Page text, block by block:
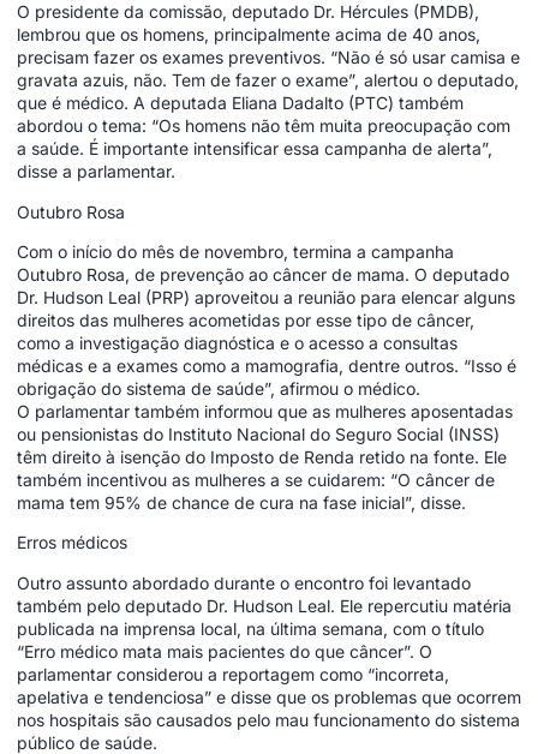
O presidente da comissão, deputado Dr. Hércules (PMDB),
lembrou que os homens, principalmente acima de 40 anos,
precisam fazer os exames preventivos. “Não é só usar camisa e
gravata azuis, não. Tem de fazer o exame”, alertou o deputado,
que é médico. A deputada Eliana Dadalto (PTC) também
abordou o tema: “Os homens não têm muita preocupação com
a saúde. É importante intensificar essa campanha de alerta”,
disse a parlamentar.
Outubro Rosa
Com o início do mês de novembro, termina a campanha
Outubro Rosa, de prevenção ao câncer de mama. O deputado
Dr. Hudson Leal (PRP) aproveitou a reunião para elencar alguns
direitos das mulheres acometidas por esse tipo de câncer,
como a investigação diagnóstica e o acesso a consultas
médicas e a exames como a mamografia, dentre outros. “Isso é
obrigação do sistema de saúde”, afirmou o médico.
O parlamentar também informou que as mulheres aposentadas
ou pensionistas do Instituto Nacional do Seguro Social (INSS)
têm direito à isenção do Imposto de Renda retido na fonte. Ele
também incentivou as mulheres a se cuidarem: “O câncer de
mama tem 95% de chance de cura na fase inicial”, disse.
Erros médicos
Outro assunto abordado durante o encontro foi levantado
também pelo deputado Dr. Hudson Leal. Ele repercutiu matéria
publicada na imprensa local, na última semana, com o título
“Erro médico mata mais pacientes do que câncer”. O
parlamentar considerou a reportagem como “incorreta,
apelativa e tendenciosa” e disse que os problemas que ocorrem
nos hospitais são causados pelo mau funcionamento do sistema
público de saúde.